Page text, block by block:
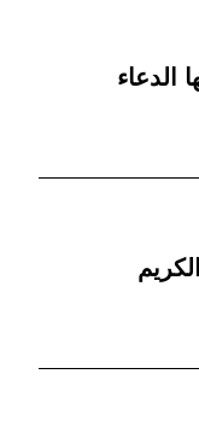
الدعاء